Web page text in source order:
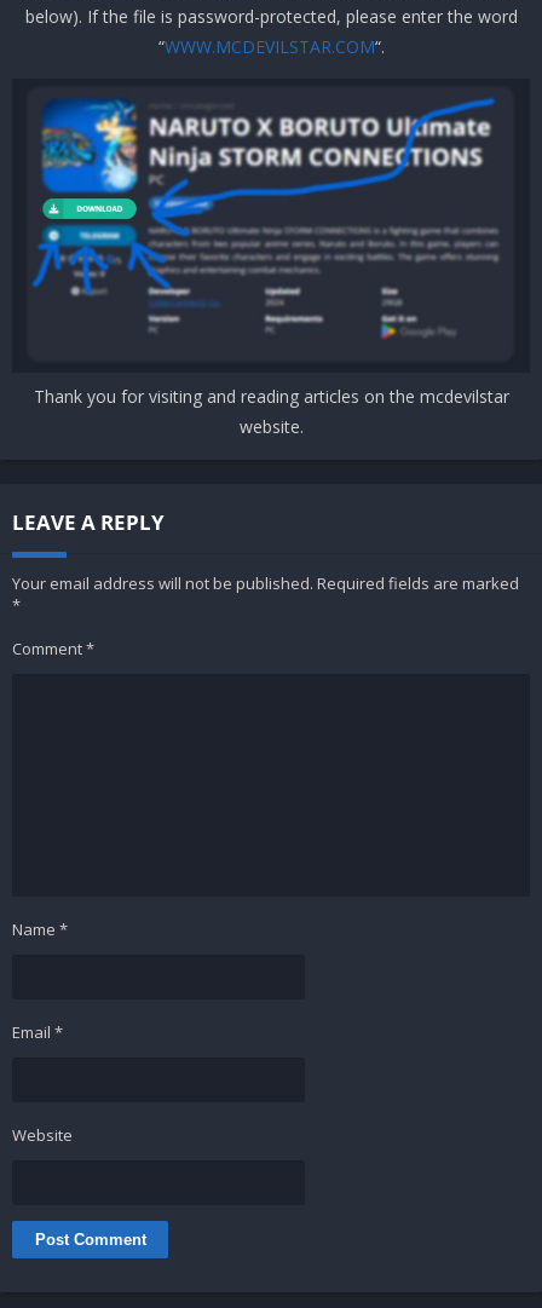
below). If the file is password-protected, please enter the word
“WWW.MCDEVILSTAR.COM“.
Thank you for visiting and reading articles on the mcdevilstar
website.
LEAVE A REPLY
Your email address will not be published. Required fields are marked
*
Comment*
Name *
Email *
Website